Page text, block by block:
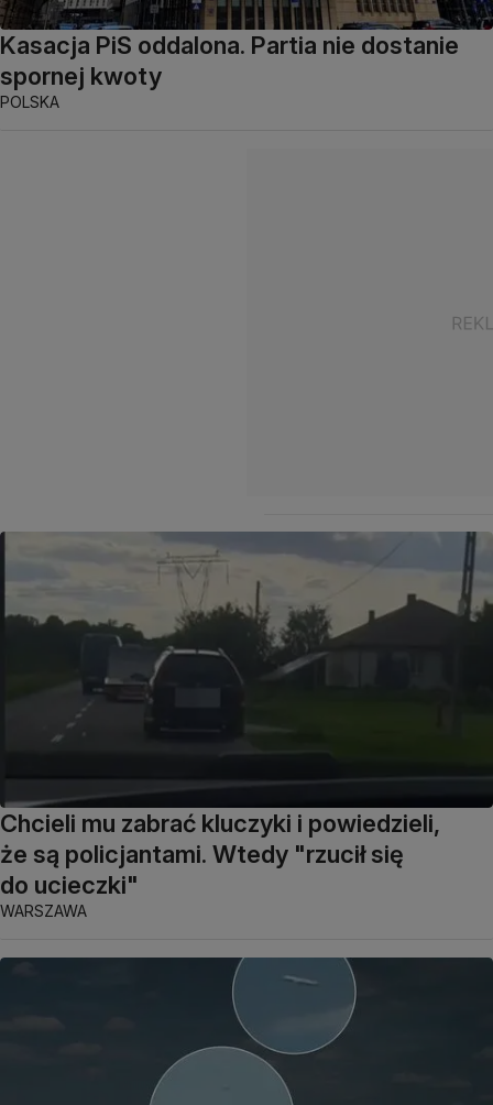
Kasacja PiS oddalona. Partia nie dostanie
spornej kwoty
POLSKA
Chcieli mu zabrać kluczyki i powiedzieli,
że są policjantami. Wtedy "rzucił się
do ucieczki"
WARSZAWA